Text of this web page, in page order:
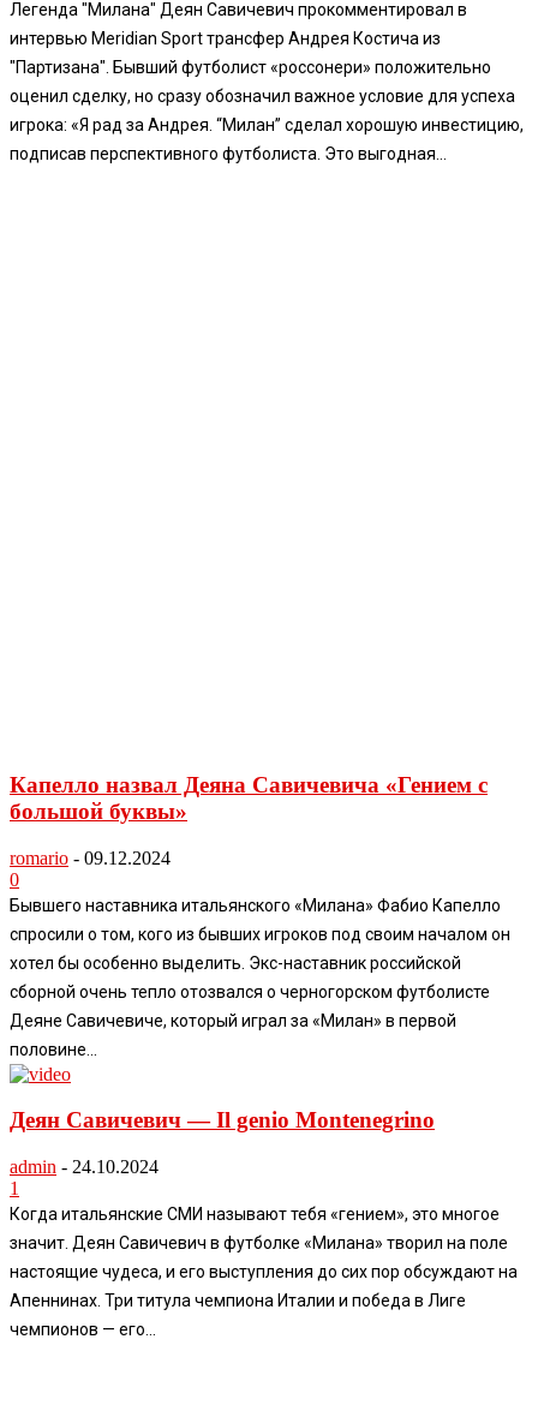
Легенда "Милана" Деян Савичевич прокомментировал в
интервью Meridian Sport трансфер Андрея Костича из
"Партизана". Бывший футболист «россонери» положительно
оценил сделку, но сразу обозначил важное условие для успеха
игрока: «Я рад за Андрея. “Милан” сделал хорошую инвестицию,
подписав перспективного футболиста. Это выгодная...
Капелло назвал Деяна Савичевича «Гением с
большой буквы»
romario - 09.12.2024
0
Бывшего наставника итальянского «Милана» Фабио Капелло
спросили о том, кого из бывших игроков под своим началом он
хотел бы особенно выделить. Экс-наставник российской
сборной очень тепло отозвался о черногорском футболисте
Деяне Савичевиче, который играл за «Милан» в первой
половине...
Деян Савичевич — Il genio Montenegrino
admin - 24.10.2024
1
Когда итальянские СМИ называют тебя «гением», это многое
значит. Деян Савичевич в футболке «Милана» творил на поле
настоящие чудеса, и его выступления до сих пор обсуждают на
Апеннинах. Три титула чемпиона Италии и победа в Лиге
чемпионов — его...